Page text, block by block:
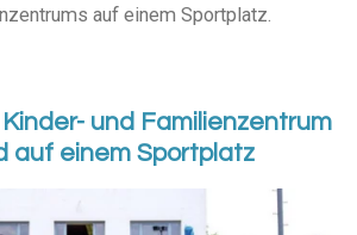
auf einem Sportplatz.
Kinder- und Familienzentrum
auf einem Sportplatz